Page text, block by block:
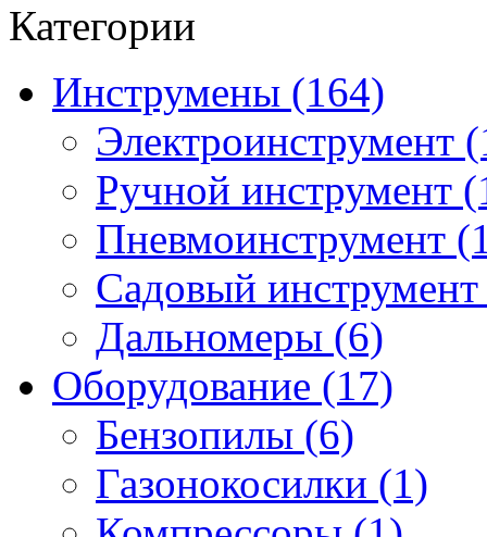
Категории
Инструмены (164)
Электроинструмент
Ручной инструмент
Пневмоинструмент
Садовый
Дальномеры (6)
Оборудование (17)
Бензопилы (6)
Газонокосилки (1)